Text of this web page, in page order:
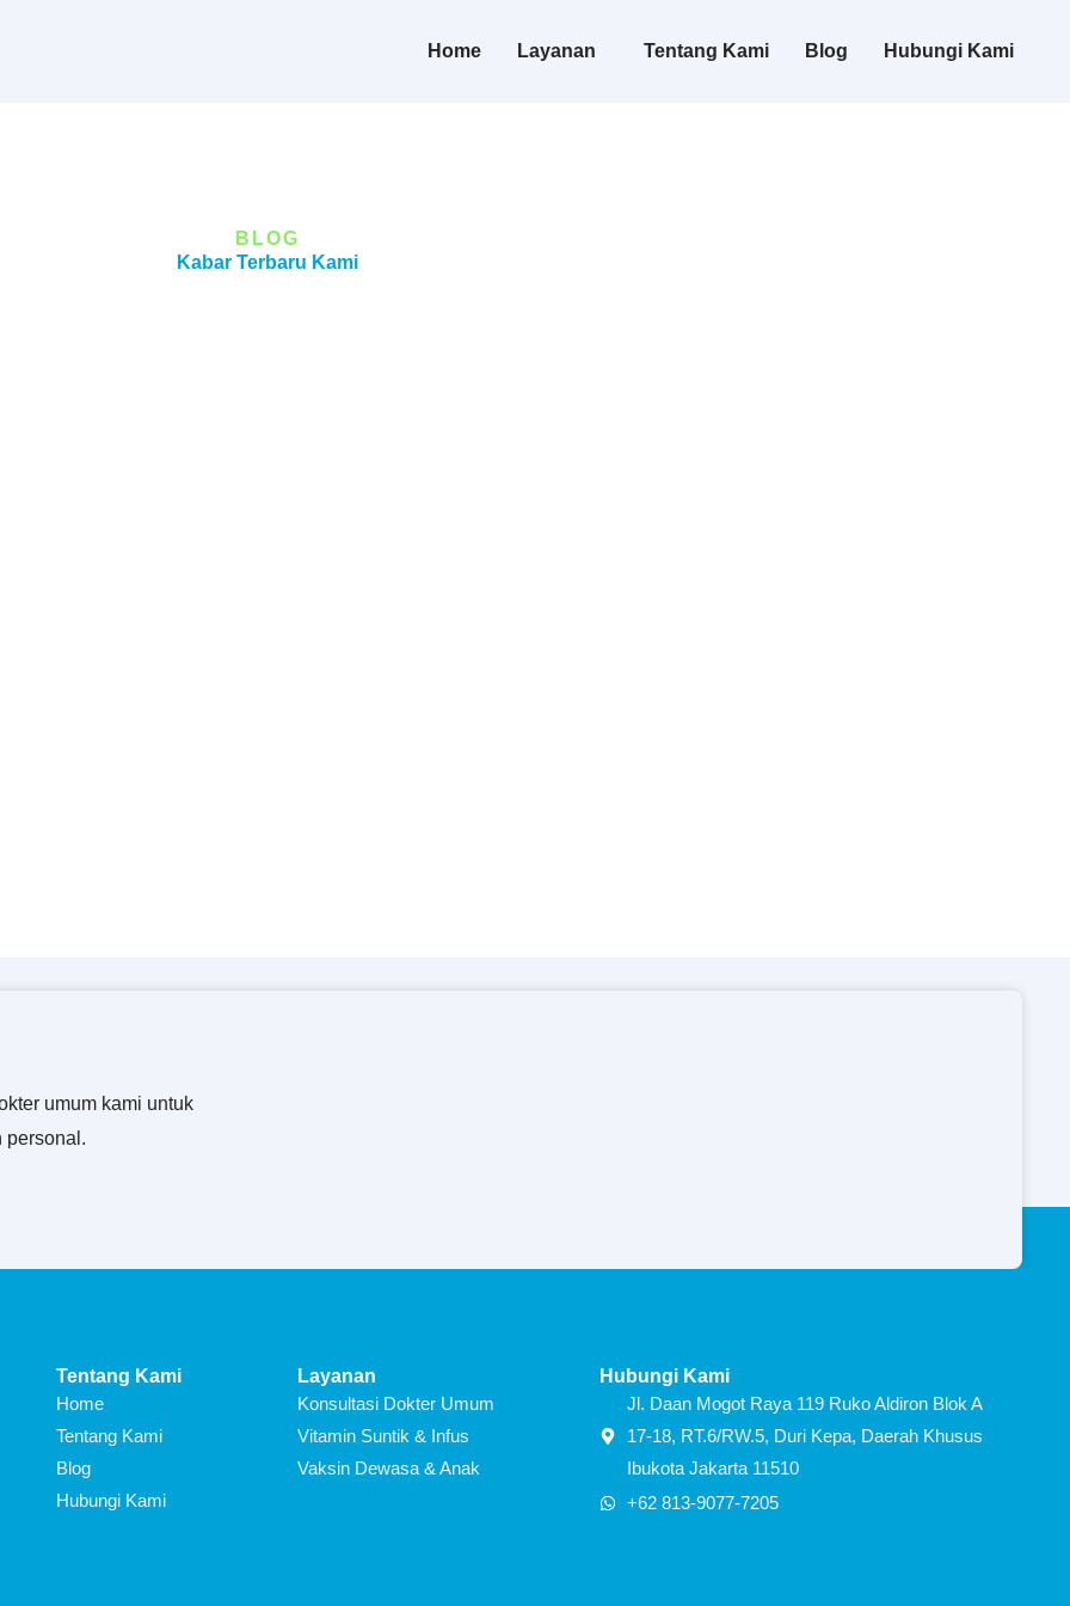
Home Layanan Tentang Kami Blog Hubungi Kami
BLOG
Kabar Terbaru Kami
umum kami untuk
personal.
Tentang Kami
Home
Tentang Kami
Blog
Hubungi Kami
Layanan
Konsultasi Dokter Umum
Vitamin Suntik & Infus
Vaksin Dewasa & Anak
Hubungi Kami
Jl. Daan Mogot Raya 119 Ruko Aldiron Blok A
17-18, RT.6/RW.5, Duri Kepa, Daerah Khusus
Ibukota Jakarta 11510
+62 813-9077-7205